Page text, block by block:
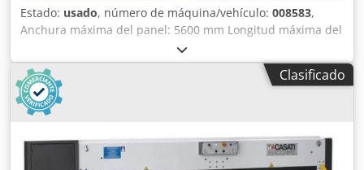
Estado: usado, número de máquina/vehículo: 008583,
Anchura máxima del panel: 5600 mm Longitud máxima del
panel: 2200 mm Máxima proyección de la hoja principal:
135 mm Número de pinzas de sujeción: 11 Credpsy
Stwgsfx Alijf
Clasificado